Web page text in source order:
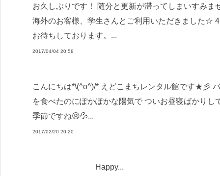
お久しぶりです！ 随分と更新が滞ってしまいすみ
海外のお客様、学生さんとご利用いただきました☆
お待ちしております。...
2017/04/04 20:58
こんにちは*\(^o^)/* えどこまちレンタル館です★彡
を食べたのにぽかぽかな陽気で ついお昼寝ばかり
季節ですね😣💦...
2017/02/20 20:20
Happy...